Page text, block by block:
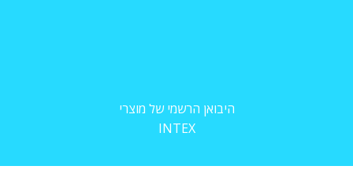
היבואן הרשמי של מוצרי
INTEX